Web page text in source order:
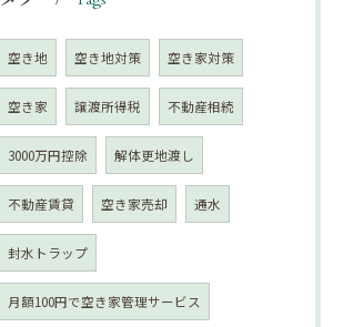
空き地 空き地対策 空き家対策
空き家 譲渡所得税 不動産相続
3000万円控除 解体更地渡し
不動産賃貸 空き家売却 通水
封水トラップ
月額100円で空き家管理サービス